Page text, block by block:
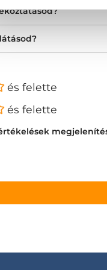
és felette
és felette